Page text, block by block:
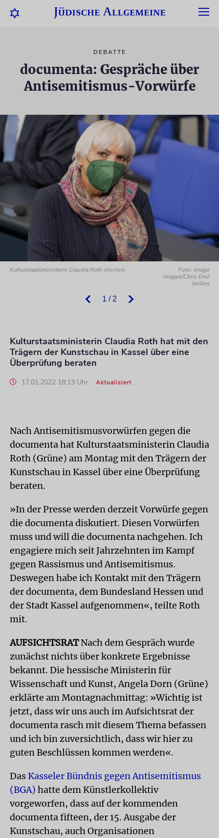
DEBATTE
documenta: Gespräche über
Antisemitismus-Vorwürfe
1 / 2
Kulturstaatsministerin Claudia Roth (Archiv)
Foto: imago
images/Chris Emil
Janßen
Kulturstaatsministerin Claudia Roth hat mit den
Trägern der Kunstschau in Kassel über eine
Überprüfung beraten
17.01.2022 18:13 Uhr Aktualisiert
Nach Antisemitismusvorwürfen gegen die
documenta hat Kulturstaatsministerin Claudia
Roth (Grüne) am Montag mit den Trägern der
Kunstschau in Kassel über eine Überprüfung
beraten.
»In der Presse werden derzeit Vorwürfe gegen
die documenta diskutiert. Diesen Vorwürfen
muss und will die documenta nachgehen. Ich
engagiere mich seit Jahrzehnten im Kampf
gegen Rassismus und Antisemitismus.
Deswegen habe ich Kontakt mit den Trägern
der documenta, dem Bundesland Hessen und
der Stadt Kassel aufgenommen«, teilte Roth
mit.
AUFSICHTSRATNach dem Gespräch wurde
zunächst nichts über konkrete Ergebnisse
bekannt. Die hessische Ministerin für
Wissenschaft und Kunst, Angela Dorn (Grüne)
erklärte am Montagnachmittag: »Wichtig ist
jetzt, dass wir uns auch im Aufsichtsrat der
documenta rasch mit diesem Thema befassen
und ich bin zuversichtlich, dass wir hier zu
guten Beschlüssen kommen werden«.
DasKasseler Bündnis gegen Antisemitismus
(BGA) hatte dem Künstlerkollektiv
vorgeworfen, dass auf der kommenden
documenta fifteen, der 15. Ausgabe der
Kunstschau, auch Organisationen